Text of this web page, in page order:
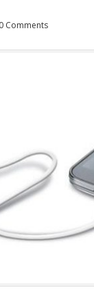
0 Comments